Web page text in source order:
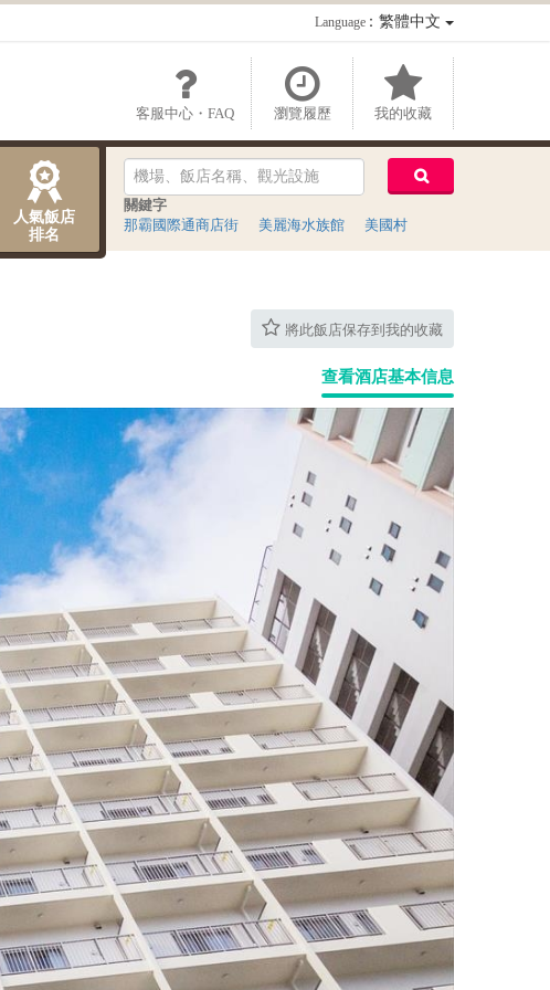
Language：繁體中文
客服中心・FAQ 瀏覽履歷 我的收藏
人氣飯店
排名
關鍵字
那霸國際通商店街
美麗海水族館 美國村
將此飯店保存到我的收藏
查看酒店基本信息